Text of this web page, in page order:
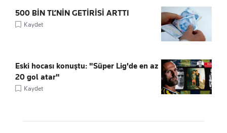
500 BİN TL’NİN GETİRİSİ ARTTI
Kaydet
Eski hocası konuştu: "Süper Lig'de en az
20 gol atar"
Kaydet